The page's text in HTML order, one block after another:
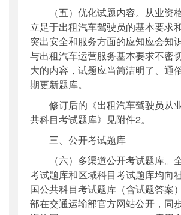
（五）优化试题内容。从业资
立足于出租汽车驾驶员的基本要求
突出安全和服务方面的应知应会知
与出租汽车运营服务基本要求不密
大的内容，试题应当简洁明了、通
期更新题库。
修订后的《出租汽车驾驶员从
共科目考试题库》见附件2。
三、公开考试题库
（六）多渠道公开考试题库。
考试题库和区域科目考试题库均向
国公共科目考试题库（含试题答案
部在交通运输部官方网站公开，同